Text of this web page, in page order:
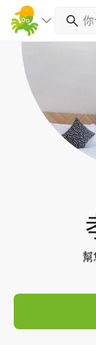
幫